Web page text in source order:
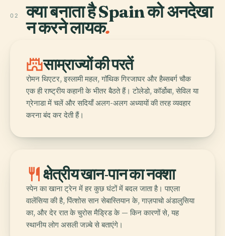
02 क्या बनाता है Spain को अनदेखा
न करने लायक.
castleसाम्राज्यों की परतें
रोमन थिएटर, इस्लामी महल, गॉथिक गिरजाघर और हैब्सबर्ग चौक
एक ही राष्ट्रीय कहानी के भीतर बैठते हैं। टोलेडो, कॉर्डोबा, सेविल या
ग्रेनाडा में चलें और सदियाँ अलग-अलग अध्यायों की तरह व्यवहार
करना बंद कर देती हैं।
restaurantक्षेत्रीय खान-पान का नक्शा
स्पेन का खाना ट्रेन में हर कुछ घंटों में बदल जाता है। पाएला
वालेंसिया की है, पिंत्शोस सान सेबास्तियान के, गाज़पाचो अंडालुसिया
का, और देर रात के चुरोस मैड्रिड के — किन कारणों से, यह
स्थानीय लोग असली जज़्बे से बताएंगे।